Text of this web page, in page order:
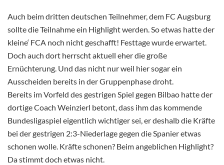
Auch beim dritten deutschen Teilnehmer, dem FC Augsburg
sollte die Teilnahme ein Highlight werden. So etwas hatte der
kleine‘ FCA noch nicht geschafft! Festtage wurde erwartet.
Doch auch dort herrscht aktuell eher die große
Ernüchterung. Und das nicht nur weil hier sogar ein
Ausscheiden bereits in der Gruppenphase droht.
Bereits im Vorfeld des gestrigen Spiel gegen Bilbao hatte der
dortige Coach Weinzierl betont, dass ihm das kommende
Bundesligaspiel eigentlich wichtiger sei, er deshalb die Kräfte
bei der gestrigen 2:3-Niederlage gegen die Spanier etwas
schonen wolle. Kräfte schonen? Beim angeblichen Highlight?
Da stimmt doch etwas nicht.